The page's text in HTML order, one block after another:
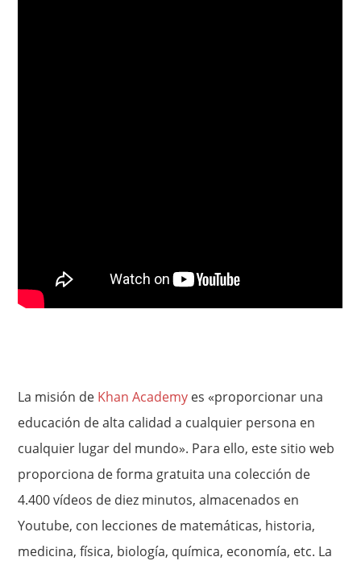
La misión de Khan Academy es «proporcionar una
educación de alta calidad a cualquier persona en
cualquier lugar del mundo». Para ello, este sitio web
proporciona de forma gratuita una colección de
4.400 vídeos de diez minutos, almacenados en
Youtube, con lecciones de matemáticas, historia,
medicina, física, biología, química, economía, etc. La